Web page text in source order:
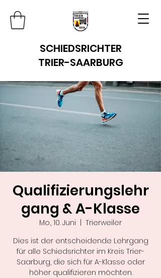
SCHIEDSRICHTER
TRIER-SAARBURG
Qualifizierungslehr
gang & A-Klasse
Mo., 10. Juni
  |
Trierweiler
Dies ist der entscheidende Lehrgang
für alle Schiedsrichter im Kreis Trier-
Saarburg, die sich für A-Klasse oder
höher qualifizieren möchten.